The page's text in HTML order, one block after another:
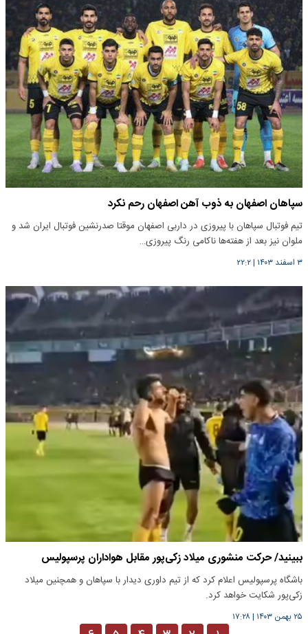
سپاهان اصفهان به ذوب آهن اصفهان رحم نکرد
تیم فوتبال سپاهان با پیروزی در داربی اصفهان موقتا صدرنشین فوتبال ایران شد و
ملوان نیز بعد از هفته‌ها ناکامی رنگ پیروزی…
۳ اسفند ۱۴۰۳ |۲۲:۲
ببینید/ حرکت منشوری میلاد زکی‌پور مقابل هواداران پرسپولیس
باشگاه پرسپولیس اعلام کرد که از تیم داوری دیدار با سپاهان و همچنین میلاد
زکی‌پور شکایت خواهد کرد.
۲۵ بهمن ۱۴۰۳ |۱۷:۲۸